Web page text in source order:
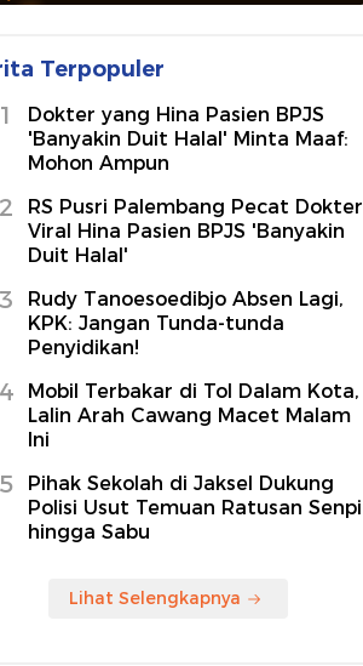
Terpopuler
Dokter yang Hina Pasien BPJS
'Banyakin Duit Halal' Minta Maaf:
Mohon Ampun
RS Pusri Palembang Pecat Dokter
Viral Hina Pasien BPJS 'Banyakin
Duit Halal'
Rudy Tanoesoedibjo Absen Lagi,
KPK: Jangan Tunda-tunda
Penyidikan!
Mobil Terbakar di Tol Dalam Kota,
Lalin Arah Cawang Macet Malam
Ini
Pihak Sekolah di Jaksel Dukung
Polisi Usut Temuan Ratusan Senpi
hingga Sabu
Lihat Selengkapnya